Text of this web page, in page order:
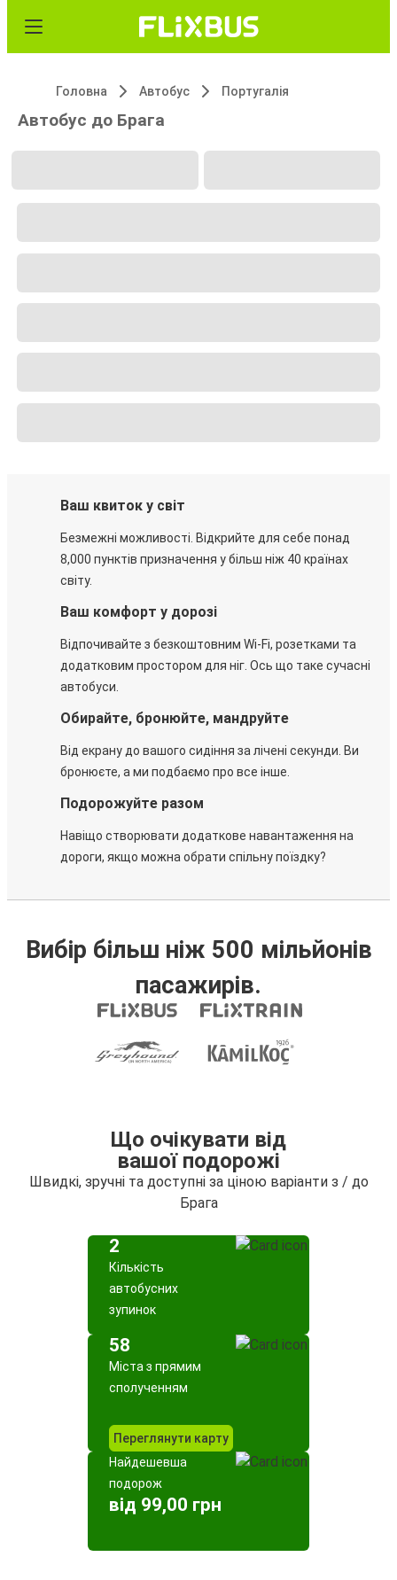
Головна Автобус Португалія
Автобус до Брага
Ваш квиток у світ
Безмежні можливості. Відкрийте для себе понад
8,000 пунктів призначення у більш ніж 40 країнах
світу.
Ваш комфорт у дорозі
Відпочивайте з безкоштовним Wi-Fi, розетками та
додатковим простором для ніг. Ось що таке сучасні
автобуси.
Обирайте, бронюйте, мандруйте
Від екрану до вашого сидіння за лічені секунди. Ви
бронюєте, а ми подбаємо про все інше.
Подорожуйте разом
Навіщо створювати додаткове навантаження на
дороги, якщо можна обрати спільну поїздку?
Вибір більш ніж 500 мільйонів
пасажирів.
Що очікувати від
вашої подорожі
Швидкі, зручні та доступні за ціною варіанти з / до
Брага
2
Кількість
автобусних
зупинок
58
Міста з прямим
сполученням
Переглянути карту
Найдешевша
подорож
від 99,00 грн